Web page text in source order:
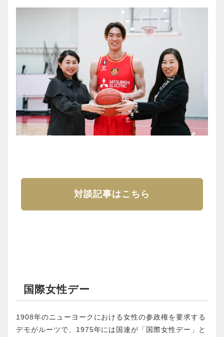
対談記事はこちら
国際女性デー
1908年のニューヨークにおける女性の参政権を要求する
デモがルーツで、1975年には国連が「国際女性デー」と